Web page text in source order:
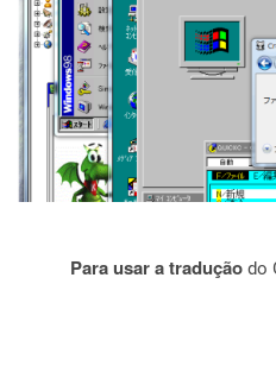
Para usar a tradução do